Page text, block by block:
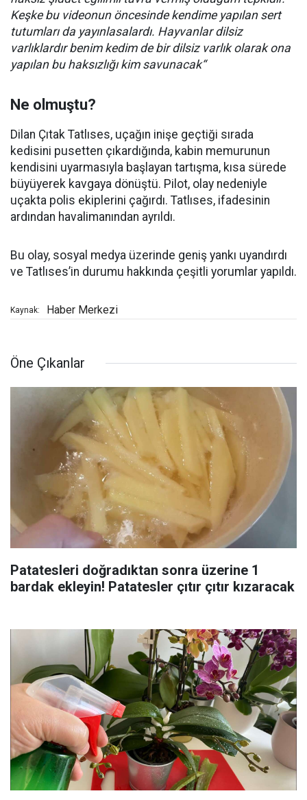
Keşke bu videonun öncesinde kendime yapılan sert
tutumları da yayınlasalardı. Hayvanlar dilsiz
varlıklardır benim kedim de bir dilsiz varlık olarak ona
yapılan bu haksızlığı kim savunacak“
Ne olmuştu?
Dilan Çıtak Tatlıses, uçağın inişe geçtiği sırada
kedisini pusetten çıkardığında, kabin memurunun
kendisini uyarmasıyla başlayan tartışma, kısa sürede
büyüyerek kavgaya dönüştü. Pilot, olay nedeniyle
uçakta polis ekiplerini çağırdı. Tatlıses, ifadesinin
ardından havalimanından ayrıldı.
Bu olay, sosyal medya üzerinde geniş yankı uyandırdı
ve Tatlıses’in durumu hakkında çeşitli yorumlar yapıldı.
Kaynak: Haber Merkezi
Öne Çıkanlar
Patatesleri doğradıktan sonra üzerine 1
bardak ekleyin! Patatesler çıtır çıtır kızaracak